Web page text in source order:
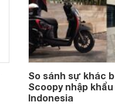
So sánh sự khác
Scoopy nhập
Indonesia